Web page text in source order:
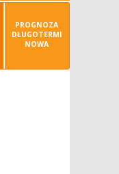
PROGNOZA
DŁUGOTERMI
NOWA